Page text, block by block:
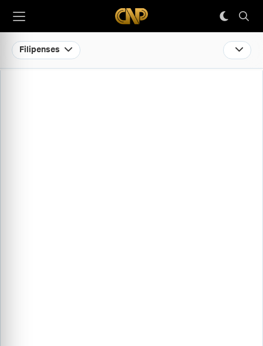
Filipenses